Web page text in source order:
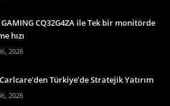
GAMING CQ32G4ZA ile Tek bir monitörde
hızı
2026
Türkiye’de Stratejik Yatırım
2026